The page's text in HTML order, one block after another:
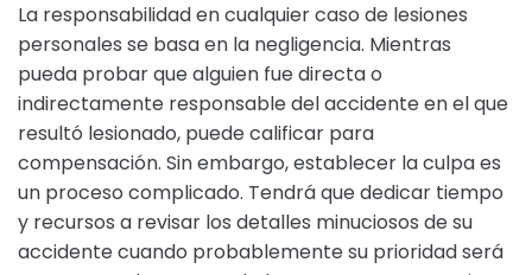
La responsabilidad en cualquier caso de lesiones
personales se basa en la negligencia. Mientras
pueda probar que alguien fue directa o
indirectamente responsable del accidente en el que
resultó lesionado, puede calificar para
compensación. Sin embargo, establecer la culpa es
un proceso complicado. Tendrá que dedicar tiempo
y recursos a revisar los detalles minuciosos de su
accidente cuando probablemente su prioridad será